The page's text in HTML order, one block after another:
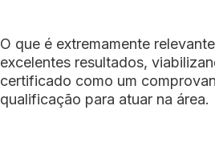
O que é extremamente
excelentes resultados,
certificado como um
qualificação para atuar na área.